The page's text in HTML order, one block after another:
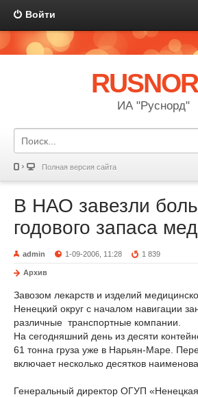
Войти
ИА "Руснорд"
Полная версия сайта
В НАО завезли
годового запаса
admin 1-09-2006, 11:28 1 839
Архив
Завозом лекарств и изделий
Ненецкий округ с началом навигации
различные транспортные компании.
На сегодняшний день из десяти
61 тонна груза уже в Нарьян-Маре.
включает несколько десятков
Генеральный директор ОГУП